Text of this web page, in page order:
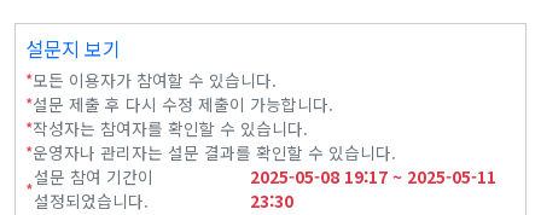
설문지 보기
*모든 이용자가 참여할 수 있습니다.
*설문 제출 후 다시 수정 제출이 가능합니다.
*작성자는 참여자를 확인할 수 있습니다.
*운영자나 관리자는 설문 결과를 확인할 수 있습니다.
*설문 참여 기간이
설정되었습니다.
2025-05-0819:17~ 2025-05-11
23:30